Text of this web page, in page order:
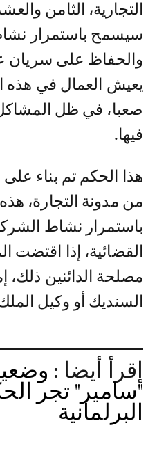
التجارية، الثامن
سيسمح باستمرار
والحفاظ على سريان
يعيش العمال في هذه
صعبا، في ظل المشاكل
فيها.
من مدونة التجارة،
باستمرار نشاط
القضائية، إذا اقتضت
مصلحة الدائنين ذلك،
السنديك أو وكيل
إقرأ أيضا :
"سامير" تجر
البرلمانية